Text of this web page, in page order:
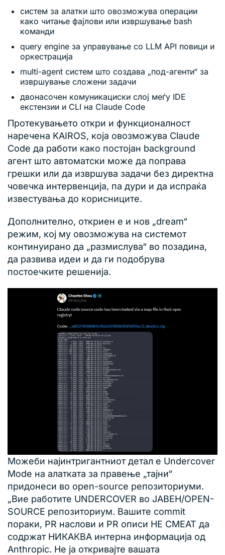
систем за алатки што овозможува операции
како читање фајлови или извршување bash
команди
query engine за управување со LLM API повици и
оркестрација
multi-agent систем што создава „под-агенти“ за
извршување сложени задачи
двонасочен комуникациски слој меѓу IDE
екстензии и CLI на Claude Code
Протекувањето откри и функционалност
наречена KAIROS, која овозможува Claude
Code да работи како постојан background
агент што автоматски може да поправа
грешки или да извршува задачи без директна
човечка интервенција, па дури и да испраќа
известувања до корисниците.
Дополнително, откриен е и нов „dream“
режим, кој му овозможува на системот
континуирано да „размислува“ во позадина,
да развива идеи и да ги подобрува
постоечките решенија.
Можеби најинтригантниот детал е Undercover
Mode на алатката за правење „тајни“
придонеси во open-source репозиториуми.
„Вие работите UNDERCOVER во ЈАВЕН/OPEN-
SOURCE репозиториум. Вашите commit
пораки, PR наслови и PR описи НЕ СМЕАТ да
содржат НИКАКВА интерна информација од
Anthropic. Не ја откривајте вашата